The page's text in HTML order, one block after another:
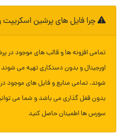
چرا فایل های پرشین اسکریپت
تمامی افزونه ها و قالب های موجود در
اورجینال و بدون دستکاری تهیه می
شوند. تمامی منابع و فایل های موجود
بدون قفل گذاری می باشد و شما می
سورس ها اطمینان حاصل کنید